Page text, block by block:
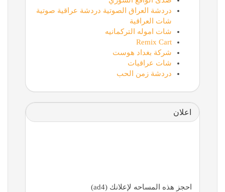
دردشة العراق الصوتية دردشة عراقية صوتية
شات العراقية
شات اموله التركمانيه
Remix Cart
شركة بغداد هوست
شات عراقيات
دردشة زمن الحب
اعلان
احجز هذه المساحه لإعلانك (ad4)